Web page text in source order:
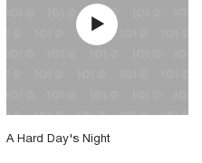
A Hard Day's Night